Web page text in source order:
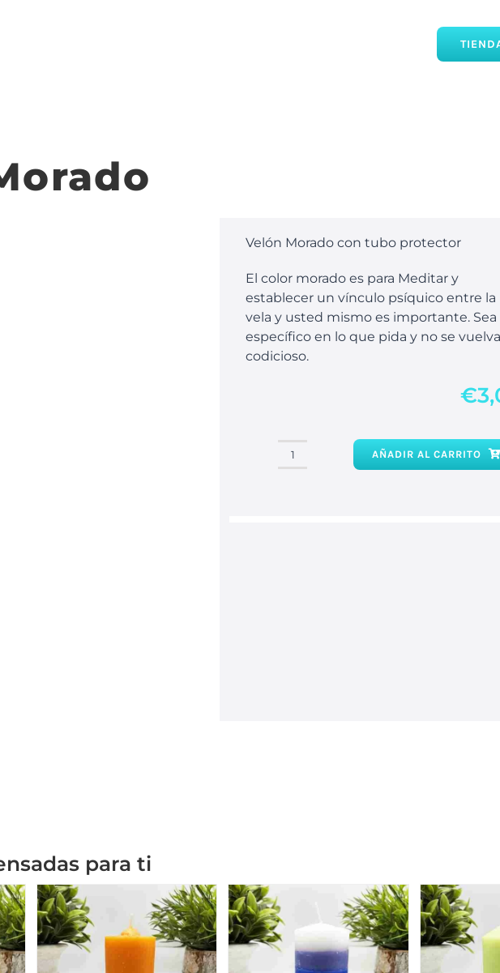
Velón Morado con tubo protector
El color morado es para Meditar y
establecer un vínculo psíquico entre la
vela y usted mismo es importante. Sea
específico en lo que pida y no se vuelva
codicioso.
€
Velón
AÑADIR AL CARRITO
para ti